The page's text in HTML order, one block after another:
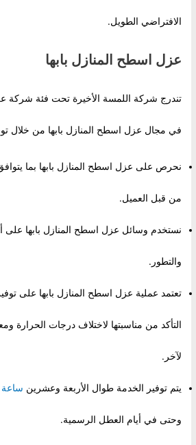
الافتراضي الطويل.
عزل اسطح المنازل بابها
تندرج شركة اللمسة الأخيرة تحت فئة شركة
في مجال عزل اسطح المنازل بابها من خلال
نحرص على عزل اسطح المنازل بابها بما
من قبل العميل.
نستخدم وسائل عزل اسطح المنازل بابها على
والتطور.
تعتمد عملية عزل اسطح المنازل بابها على
التأكد من مناسبتها لاختلاف درجات الحرارة
لآخر.
يتم توفير الخدمة طوال الأربعة وعشرين ساعة
وحتى في أيام العطل الرسمية.